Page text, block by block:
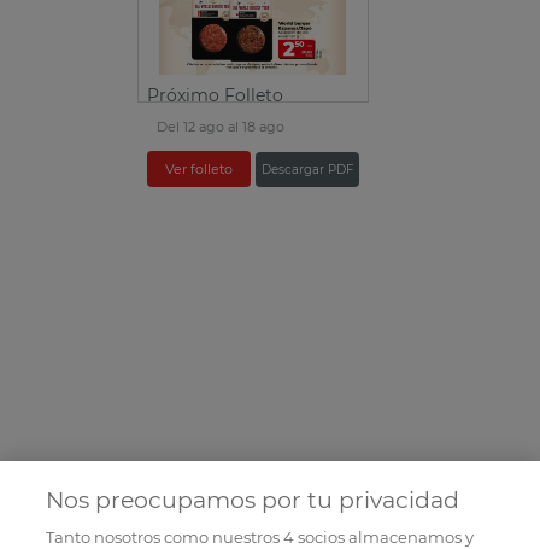
Próximo Folleto
Del 12 ago al 18 ago
Ver folleto Descargar PDF
Nos preocupamos por tu privacidad
Tanto nosotros como nuestros4socios almacenamos y